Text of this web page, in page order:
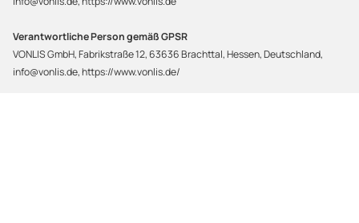
Verantwortliche Person gemäß GPSR
VONLIS GmbH, Fabrikstraße 12, 63636 Brachttal, Hessen, Deutschland,
info@vonlis.de, https://www.vonlis.de/